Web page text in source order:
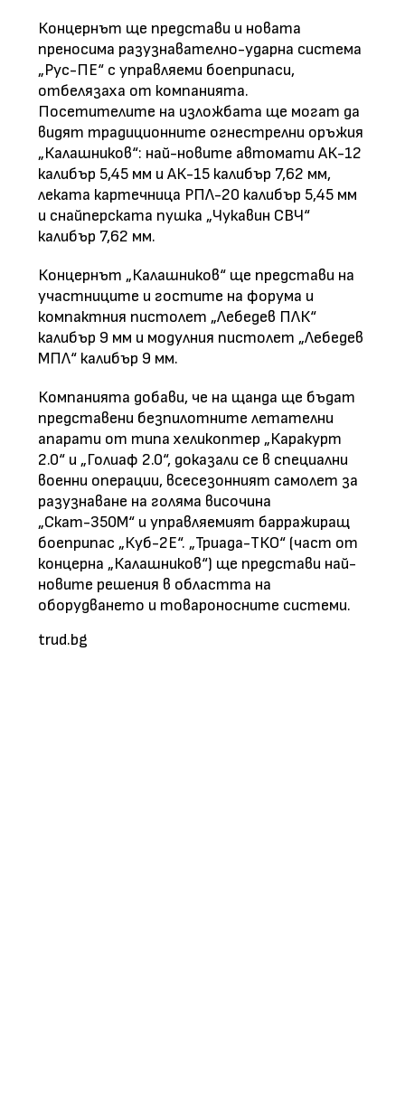
Концернът ще представи и новата
преносима разузнавателно-ударна система
„Рус-ПЕ“ с управляеми боеприпаси,
отбелязаха от компанията.
Посетителите на изложбата ще могат да
видят традиционните огнестрелни оръжия
„Калашников“: най-новите автомати АК-12
калибър 5,45 мм и АК-15 калибър 7,62 мм,
леката картечница РПЛ-20 калибър 5,45 мм
и снайперската пушка „Чукавин СВЧ“
калибър 7,62 мм.
Концернът „Калашников“ ще представи на
участниците и гостите на форума и
компактния пистолет „Лебедев ПЛК“
калибър 9 мм и модулния пистолет „Лебедев
МПЛ“ калибър 9 мм.
Компанията добави, че на щанда ще бъдат
представени безпилотните летателни
апарати от типа хеликоптер „Каракурт
2.0“ и „Голиаф 2.0“, доказали се в специални
военни операции, всесезонният самолет за
разузнаване на голяма височина
„Скат-350М“ и управляемият барражиращ
боеприпас „Куб-2Е“. „Триада-ТКО“ (част от
концерна „Калашников“) ще представи най-
новите решения в областта на
оборудването и товароносните системи.
trud.bg